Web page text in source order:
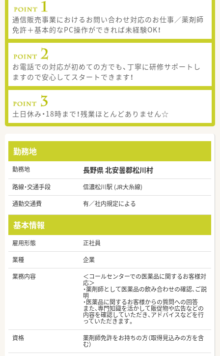
通信販売事業におけるお問い合わせ対応のお仕事／薬剤師
免許＋基本的なPC操作ができれば未経験OK！
お電話での対応が初めての方でも、丁寧に研修サポートし
ますので安心してスタートできます！
土日休み・18時まで！残業ほとんどありません☆
勤務地
勤務地 長野県 北安曇郡松川村
路線・交通手段
信濃松川駅 (JR大糸線)
通勤交通費
有／社内規定による
基本情報
雇用形態
正社員
業種
企業
業務内容
＜コールセンターでの医薬品に関するお客様対
応＞
・薬剤師として医薬品の飲み合わせの確認、ご説
明
・医薬品に関するお客様からの質問への回答
また、専門知識を活かして販促物や広告などの
内容を確認していただき、アドバイスなどを行
っていただきます。
資格
薬剤師免許をお持ちの方（取得見込みの方を含
む）